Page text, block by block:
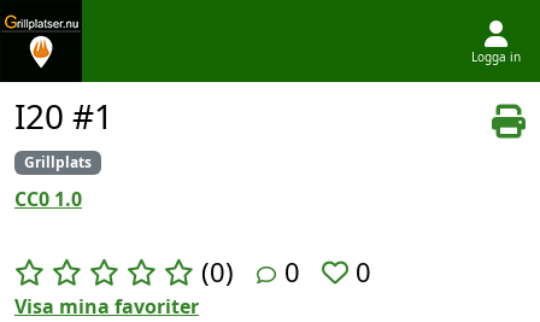
Logga in
I20 #1
Grillplats
CC0 1.0
(0) 0 0
Visa mina favoriter